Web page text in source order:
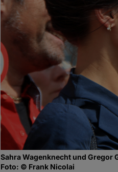
Sahra Wagenknecht und Gregor
Foto: © Frank Nicolai